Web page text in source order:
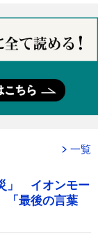
一覧
」 イオンモー
「最後の言葉